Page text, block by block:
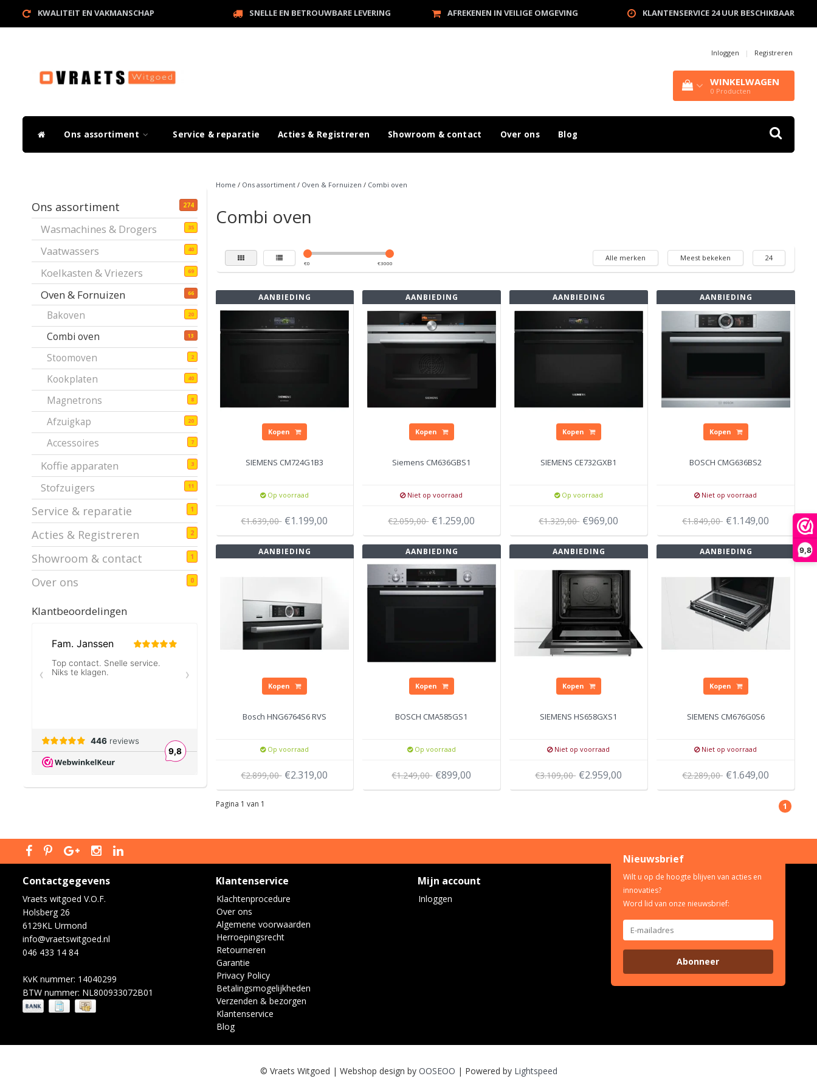
9,8
KWALITEIT EN VAKMANSCHAP SNELLE EN BETROUWBARE LEVERING AFREKENEN IN VEILIGE OMGEVING KLANTENSERVICE 24 UUR BESCHIKBAAR
Inloggen | Registreren
WINKELWAGEN
0 Producten
Ons assortiment Service & reparatie Acties & Registreren Showroom & contact Over ons Blog
Ons assortiment 274
Wasmachines & Drogers 35
Vaatwassers 40
Koelkasten & Vriezers 69
Oven & Fornuizen 66
Bakoven 20
Combi oven 13
Stoomoven 2
Kookplaten 40
Magnetrons 8
Afzuigkap 20
Accessoires 7
Koffie apparaten 3
Stofzuigers 11
Service & reparatie 1
Acties & Registreren 2
Showroom & contact 1
Over ons 0
Klantbeoordelingen
Home / Ons assortiment/ Oven & Fornuizen / Combi oven
Combi oven
€0 €3000
Alle merken Meest bekeken 24
AANBIEDING
Kopen
SIEMENS CM724G1B3
Op voorraad
€1.639,00 €1.199,00
AANBIEDING
Kopen
Siemens CM636GBS1
Niet op voorraad
€2.059,00 €1.259,00
AANBIEDING
Kopen
SIEMENS CE732GXB1
Op voorraad
€1.329,00 €969,00
AANBIEDING
Kopen
BOSCH CMG636BS2
Niet op voorraad
€1.849,00 €1.149,00
AANBIEDING
Kopen
Bosch HNG6764S6 RVS
Op voorraad
€2.899,00 €2.319,00
AANBIEDING
Kopen
BOSCH CMA585GS1
Op voorraad
€1.249,00 €899,00
AANBIEDING
Kopen
SIEMENS HS658GXS1
Niet op voorraad
€3.109,00 €2.959,00
AANBIEDING
Kopen
SIEMENS CM676G0S6
Niet op voorraad
€2.289,00 €1.649,00
Pagina 1 van 1 1
Contactgegevens
Vraets witgoed V.O.F.
Holsberg 26
6129KL Urmond
info@vraetswitgoed.nl
046 433 14 84
KvK nummer: 14040299
BTW nummer: NL800933072B01
Klantenservice
Klachtenprocedure
Over ons
Algemene voorwaarden
Herroepingsrecht
Retourneren
Garantie
Privacy Policy
Betalingsmogelijkheden
Verzenden & bezorgen
Klantenservice
Blog
Mijn account
Inloggen
Nieuwsbrief
Wilt u op de hoogte blijven van acties en
innovaties?
Word lid van onze nieuwsbrief:
Abonneer
© Vraets Witgoed | Webshop design by OOSEOO | Powered by Lightspeed